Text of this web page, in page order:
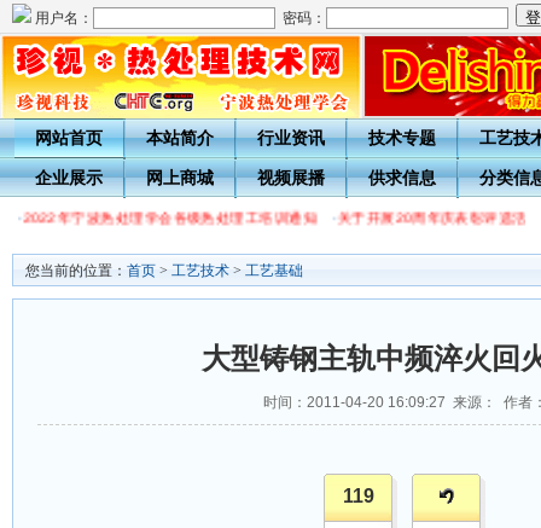
用户名： 密码：
网站首页 本站简介 行业资讯 技术专题 工艺技
企业展示 网上商城 视频展播 供求信息 分类信
·2022年宁波热处理学会各级热处理工培训通知 ·关于开展20周年庆表彰评选活
您当前的位置： 首页 > 工艺技术 > 工艺基础
大型铸钢主轨中频淬火回
时间：2011-04-20 16:09:27 来源： 作者
119